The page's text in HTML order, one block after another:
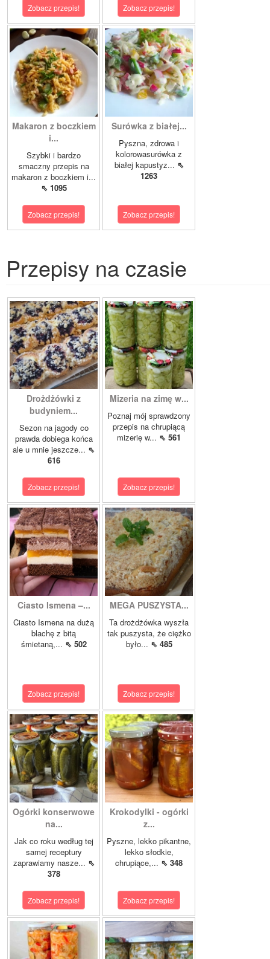
Zobacz przepis! Zobacz przepis!
Makaron z boczkiem
i...
Szybki i bardzo
smaczny przepis na
makaron z boczkiem i...
⇖ 1095
Zobacz przepis!
Surówka z białej...
Pyszna, zdrowa i
kolorowasurówka z
białej kapustyz... ⇖
1263
Zobacz przepis!
Przepisy na czasie
Drożdżówki z
budyniem...
Sezon na jagody co
prawda dobiega końca
ale u mnie jeszcze... ⇖
616
Zobacz przepis!
Mizeria na zimę w...
Poznaj mój sprawdzony
przepis na chrupiącą
mizerię w... ⇖ 561
Zobacz przepis!
Ciasto Ismena –...
Ciasto Ismena na dużą
blachę z bitą
śmietaną,... ⇖ 502
Zobacz przepis!
MEGA PUSZYSTA...
Ta drożdżówka wyszła
tak puszysta, że ciężko
było... ⇖ 485
Zobacz przepis!
Ogórki konserwowe
na...
Jak co roku według tej
samej receptury
zaprawiamy nasze... ⇖
378
Zobacz przepis!
Krokodylki - ogórki
z...
Pyszne, lekko pikantne,
lekko słodkie,
chrupiące,... ⇖ 348
Zobacz przepis!